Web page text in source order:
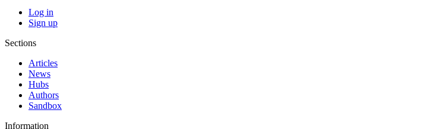
Log in
Sign up
Sections
Articles
News
Hubs
Authors
Sandbox
Information